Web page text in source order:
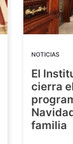
NOTICIAS
El
cierra
familia